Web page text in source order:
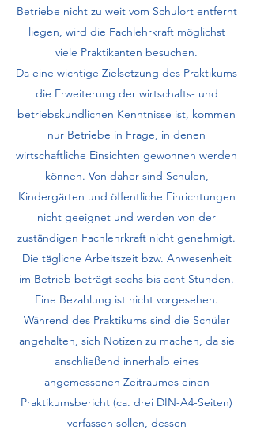
Betriebe nicht zu weit vom Schulort entfernt
liegen, wird die Fachlehrkraft möglichst
viele Praktikanten besuchen.
Da eine wichtige Zielsetzung des Praktikums
die Erweiterung der wirtschafts- und
betriebskundlichen Kenntnisse ist, kommen
nur Betriebe in Frage, in denen
wirtschaftliche Einsichten gewonnen werden
können. Von daher sind Schulen,
Kindergärten und öffentliche Einrichtungen
nicht geeignet und werden von der
zuständigen Fachlehrkraft nicht genehmigt.
Die tägliche Arbeitszeit bzw. Anwesenheit
im Betrieb beträgt sechs bis acht Stunden.
Eine Bezahlung ist nicht vorgesehen.
Während des Praktikums sind die Schüler
angehalten, sich Notizen zu machen, da sie
anschließend innerhalb eines
angemessenen Zeitraumes einen
Praktikumsbericht (ca. drei DIN-A4-Seiten)
verfassen sollen, dessen